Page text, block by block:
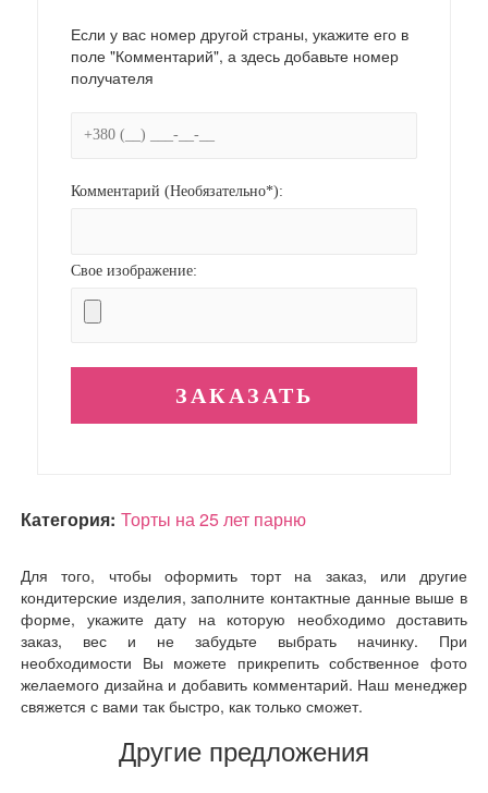
Если у вас номер другой страны, укажите его в
поле "Комментарий", а здесь добавьте номер
получателя
Комментарий (Необязательно*):
Свое изображение:
Категория: Торты на 25 лет парню
Для того, чтобы оформить торт на заказ, или другие
кондитерские изделия, заполните контактные данные выше в
форме, укажите дату на которую необходимо доставить
заказ, вес и не забудьте выбрать начинку. При
необходимости Вы можете прикрепить собственное фото
желаемого дизайна и добавить комментарий. Наш менеджер
свяжется с вами так быстро, как только сможет.
Другие предложения